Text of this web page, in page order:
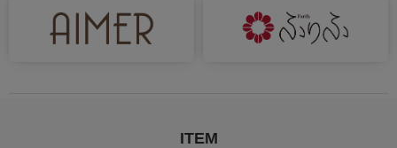
身長：144cm 身長：155cm
ITEM